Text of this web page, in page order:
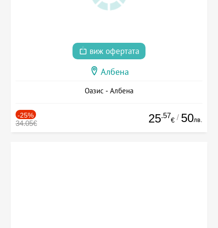
виж офертата
Албена
Оазис - Албена
-25%
34.05€ 25.57
€ / 50лв.